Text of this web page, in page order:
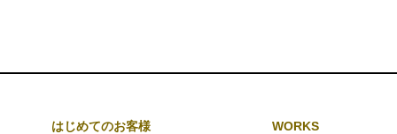
はじめてのお客様 WORKS